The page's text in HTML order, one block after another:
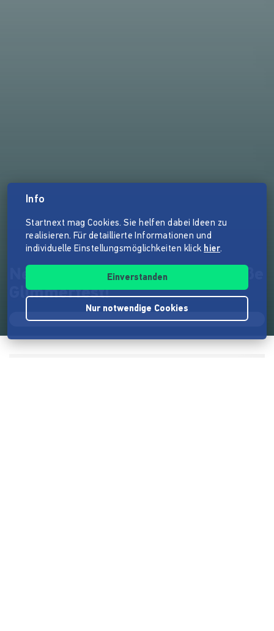
Neu im sorriso Verlag: Das große
Glimmerfest!
Info
Startnext mag Cookies. Sie helfen dabei Ideen zu
realisieren. Für detaillierte Informationen und
individuelle Einstellungsmöglichkeiten klick hier.
Einverstanden
Nur notwendige Cookies